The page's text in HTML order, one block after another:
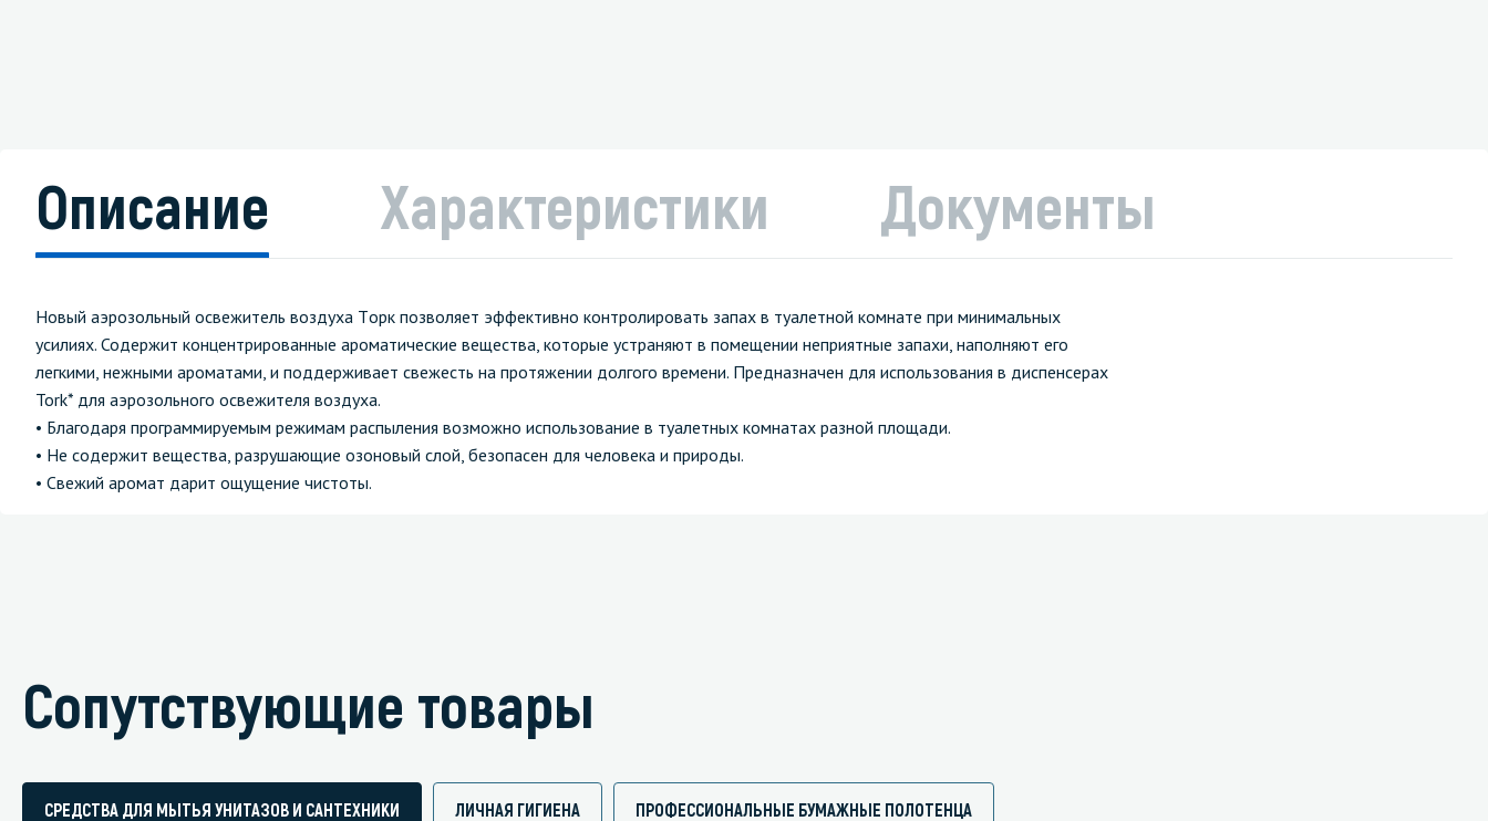
Описание Характеристики Документы
Новый аэрозольный освежитель воздуха Tорк позволяет эффективно контролировать запах в туалетной комнате при минимальных
усилиях. Содержит концентрированные ароматические вещества, которые устраняют в помещении неприятные запахи, наполняют его
легкими, нежными ароматами, и поддерживает свежесть на протяжении долгого времени. Предназначен для использования в диспенсерах
Tork* для аэрозольного освежителя воздуха.
• Благодаря программируемым режимам распыления возможно использование в туалетных комнатах разной площади.
• Не содержит вещества, разрушающие озоновый слой, безопасен для человека и природы.
• Свежий аромат дарит ощущение чистоты.
Сопутствующие товары
СРЕДСТВА ДЛЯ МЫТЬЯ УНИТАЗОВ И САНТЕХНИКИ ЛИЧНАЯ ГИГИЕНА ПРОФЕССИОНАЛЬНЫЕ БУМАЖНЫЕ ПОЛОТЕНЦА